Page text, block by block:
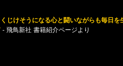
じけそうになる心と闘いながらも毎日を
- 飛鳥新社 書籍紹介ページより